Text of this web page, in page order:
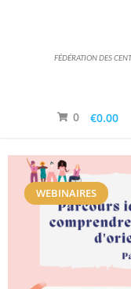
FÉDÉRATION DES
0 €0.00
WEBINAIRES